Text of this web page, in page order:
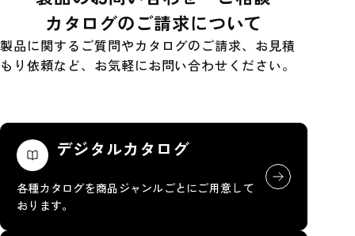
カタログのご請求について
製品に関するご質問やカタログのご請求、お見積
もり依頼など、お気軽にお問い合わせください。
デジタルカタログ
各種カタログを商品ジャンルごとにご用意して
おります。